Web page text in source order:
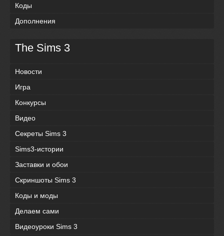
Коды
Дополнения
The Sims 3
Новости
Игра
Конкурсы
Видео
Секреты Sims 3
Sims3-истории
Заставки и обои
Скриншоты Sims 3
Коды и моды
Делаем сами
Видеоуроки Sims 3